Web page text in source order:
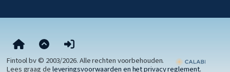
Fintool bv © 2003/2026. Alle rechten voorbehouden.
Lees graag deleveringsvoorwaarden en het privacy reglement.